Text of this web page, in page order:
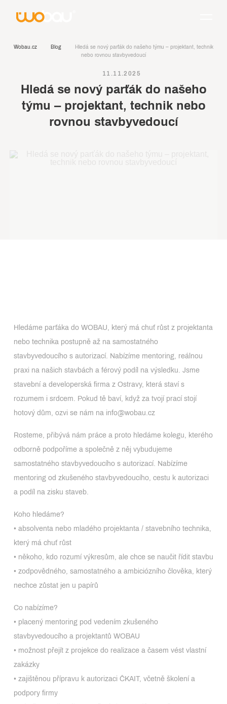
Wobau.cz Blog
Hledá se nový parťák do našeho týmu – projektant, technik
nebo rovnou stavbyvedoucí
11.11.2025
Hledá se nový parťák do našeho
týmu – projektant, technik nebo
rovnou stavbyvedoucí
Hledáme parťáka do WOBAU, který má chuť růst z projektanta
nebo technika postupně až na samostatného
stavbyvedoucího s autorizací. Nabízíme mentoring, reálnou
praxi na našich stavbách a férový podíl na výsledku. Jsme
stavební a developerská firma z Ostravy, která staví s
rozumem i srdcem. Pokud tě baví, když za tvojí prací stojí
hotový dům, ozvi se nám na info@wobau.cz
Rosteme, přibývá nám práce a proto hledáme kolegu, kterého
odborně podpoříme a společně z něj vybudujeme
samostatného stavbyvedoucího s autorizací. Nabízíme
mentoring od zkušeného stavbyvedoucího, cestu k autorizaci
a podíl na zisku staveb.
Koho hledáme?
• absolventa nebo mladého projektanta / stavebního technika,
který má chuť růst
• někoho, kdo rozumí výkresům, ale chce se naučit řídit stavbu
• zodpovědného, samostatného a ambiciózního člověka, který
nechce zůstat jen u papírů
Co nabízíme?
• placený mentoring pod vedením zkušeného
stavbyvedoucího a projektantů WOBAU
• možnost přejít z projekce do realizace a časem vést vlastní
zakázky
• zajištěnou přípravu k autorizaci ČKAIT, včetně školení a
podpory firmy